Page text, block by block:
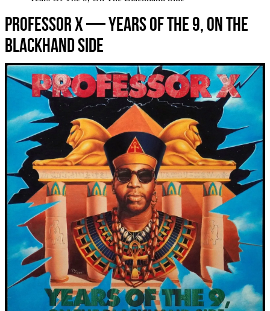
Professor X — Years Of The 9, On The
Blackhand Side